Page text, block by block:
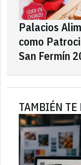
Palacios
como
San Fermín
TAMBIÉN TE